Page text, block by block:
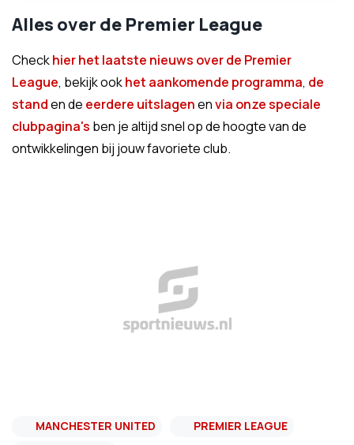
Alles over de Premier League
Checkhier het laatste nieuws over de Premier
League, bekijk ookhet aankomende programma, de
standen de eerdere uitslagenenvia onze speciale
clubpagina's ben je altijd snel op de hoogte van de
ontwikkelingen bij jouw favoriete club.
MANCHESTER UNITED
PREMIER LEAGUE